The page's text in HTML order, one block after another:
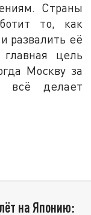
Страны
то, как
развалить её
цель
Москву за
всё делает
на Японию: